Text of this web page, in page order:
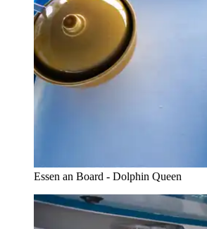
Essen an Board - Dolphin Queen